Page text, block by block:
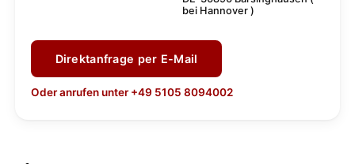
bei Hannover )
Direktanfrage per E-Mail
Oder anrufen unter +49 5105 8094002